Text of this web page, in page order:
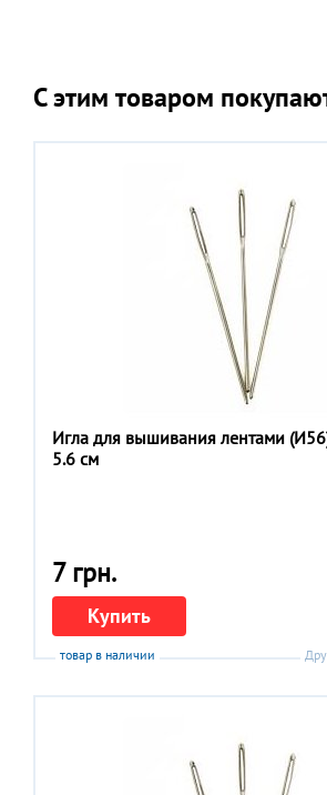
С этим товаром
Игла для вышивания лентами
5.6 см
7 грн.
Купить
товар в наличии